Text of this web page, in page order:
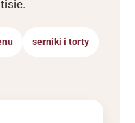
serniki i torty